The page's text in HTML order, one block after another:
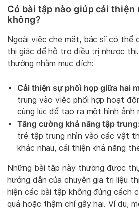
Có bài tập nào giúp cải thiện
không?
Ngoài việc che mắt, bác sĩ có thể
thị giác để hỗ trợ điều trị nhược
thường nhằm mục đích:
Cải thiện sự phối hợp giữa hai
trung vào việc phối hợp hoạt
cùng lúc để tạo ra một hình ảnh
Tăng cường khả năng tập trung:
trẻ tập trung nhìn vào các vật
khác nhau, cải thiện khả năng
Những bài tập này thường được
hướng dẫn của chuyên gia trị liệu
hiện các bài tập không đúng cách
quả hoặc thậm chí gây hại. Ví dụ,